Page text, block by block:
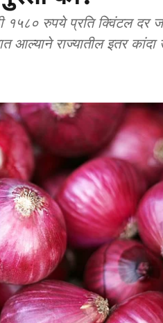
रुपये प्रति क्विंटल दर
आल्याने राज्यातील इतर